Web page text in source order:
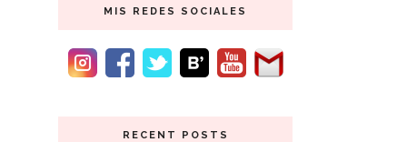
MIS REDES SOCIALES
RECENT POSTS